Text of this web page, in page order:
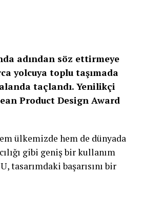
adından söz ettirmeye
yolcuya toplu taşımada
taçlandı. Yenilikçi
Product Design Award
ülkemizde hem de dünyada
gibi geniş bir kullanım
tasarımdaki başarısını bir